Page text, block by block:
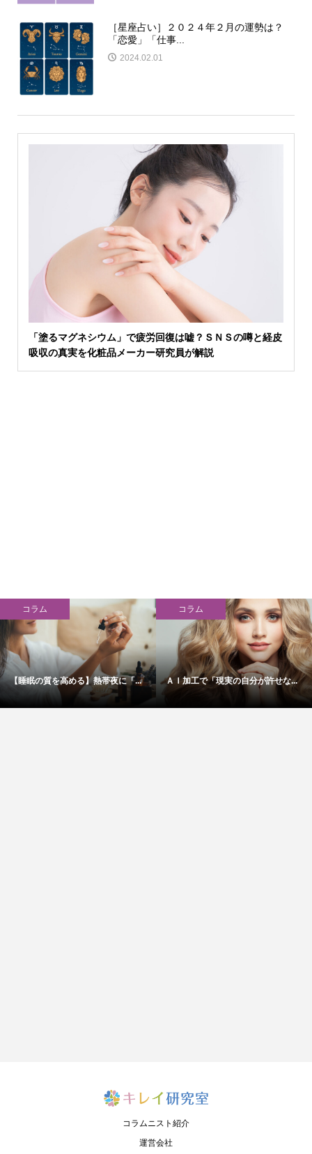
［星座占い］２０２４年２月の運勢は？
「恋愛」「仕事...
2024.02.01
「塗るマグネシウム」で疲労回復は嘘？ＳＮＳの噂と経皮
吸収の真実を化粧品メーカー研究員が解説
コラム
【睡眠の質を高める】熱帯夜に「...
コラム
ＡＩ加工で「現実の自分が許せな...
コラムニスト紹介
運営会社